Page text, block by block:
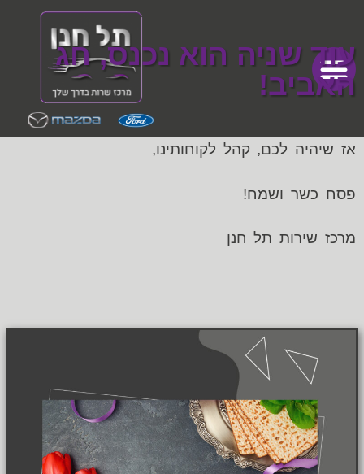
עוד שניה הוא נכנס, חג
האביב!
אז שיהיה לכם, קהל לקוחותינו,
פסח כשר ושמח!
מרכז שירות תל חנן